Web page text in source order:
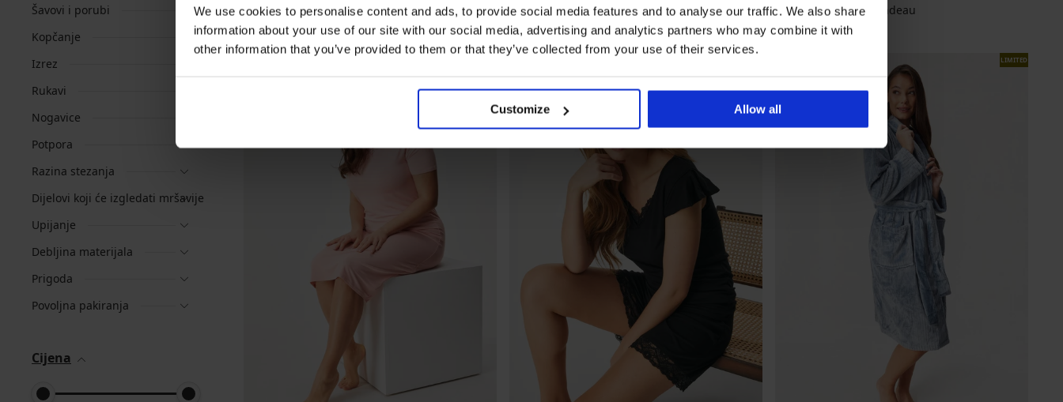
We use cookies to personalise content and ads, to provide social media features and to analyse our traffic. We also share
information about your use of our site with our social media, advertising and analytics partners who may combine it with
other information that you’ve provided to them or that they’ve collected from your use of their services.
Customize Allow all
Šavovi i porubi
Kopčanje
Izrez
Rukavi
Nogavice
Potpora
Razina stezanja
Dijelovi koji će izgledati mršavije
Upijanje
Debljina materijala
Prigoda
Povoljna pakiranja
Cijena
Bodi DIVA by IVA Bandeau
Popust
34,99 € Prvobitna cijena
49,99 €
LIMITED